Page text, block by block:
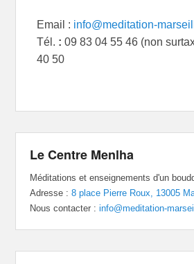
Email : info@meditation-
Tél. :09 83 04 55 46 (non
40 50
Le Centre Menlha
Méditations et enseignements d'un
Adresse :8 place Pierre Roux, 13005
Nous contacter :info@meditation-